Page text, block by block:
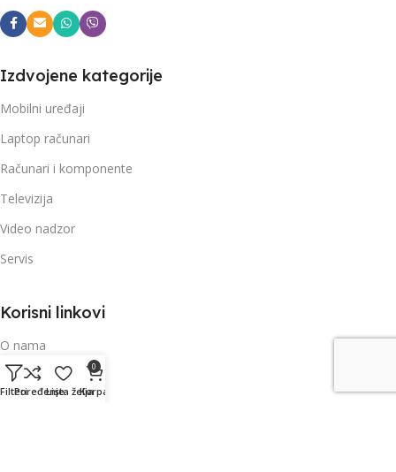
Izdvojene kategorije
Mobilni uređaji
Laptop računari
Računari i komponente
Televizija
Video nadzor
Servis
Korisni linkovi
O nama
Kontakt i podrška
FilteriPoređenjeLista želja
0
Korpa